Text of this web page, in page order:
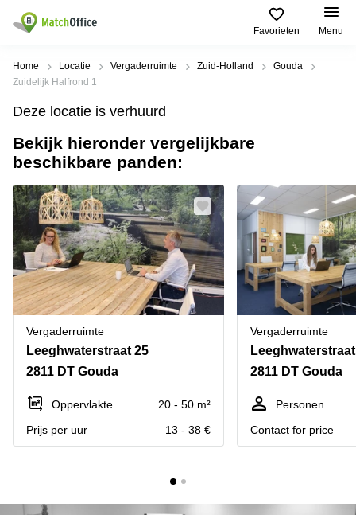
Favorieten Menu
Huren / Verhuren
Productpagina's
Kantoorruimten
Business
Flexplekken
Coworking
Spaces
Vergaderruimten
Virtueel
Kantoor
Bedrijfsruimte
Populaire
Steden
Alkmaar
Oost
Amsterdam
Westpoort
Bergen
op
Zoom
Amersfoort
Breda
Hengelo
Hilversum
Hoofddorp
Tiel
Populaire
zoekopdrachten
Kantoorruimte
in Breda
Kantoor
huren
Bergen
op
Zoom
Kantoor
huren
Tiel
Kantoor
huren
Reeuwijk
Business
Arnhem
Westpoort
Help
Over ons
Voeg je kantoorruimte toe
Huurprijs
Log in
Home Locatie Vergaderruimte Zuid-Holland
Gouda
Zuidelijk Halfrond 1
Deze locatie is verhuurd
Bekijk hieronder vergelijkbare
beschikbare panden:
Vergaderruimte
Leeghwaterstraat 25
2811 DT Gouda
Oppervlakte
20 - 50 m²
Prijs per uur
13 - 38 €
Vergaderruimte
2811 DT Gouda
Personen
Contact for price